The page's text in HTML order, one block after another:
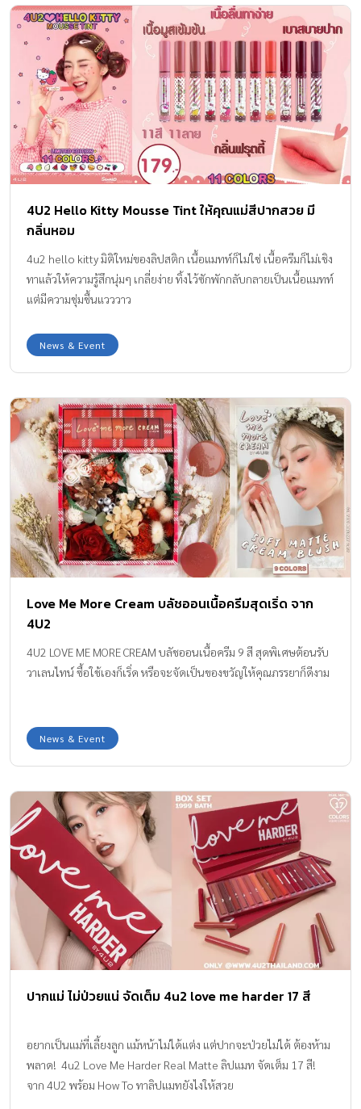
4U2 Hello Kitty Mousse Tint ให้คุณแม่สีปากสวย มี
กลิ่นหอม
4u2 hello kitty มิติใหม่ของลิปสติก เนื้อแมทท์ก็ไม่ใช่ เนื้อครีมก็ไม่เชิง
ทาแล้วให้ความรู้สึกนุ่มๆ เกลี่ยง่าย ทิ้งไว้ซักพักกลับกลายเป็นเนื้อแมทท์
แต่มีความชุ่มชื้นแวววาว
News & Event
Love Me More Cream บลัชออนเนื้อครีมสุดเริ่ด จาก
4U2
4U2 LOVE ME MORE CREAM บลัชออนเนื้อครีม 9 สี สุดพิเศษต้อนรับ
วาเลนไทน์ ซื้อใช้เองก็เริ่ด หรือจะจัดเป็นของขวัญให้คุณภรรยาก็ดีงาม
News & Event
ปากแม่ ไม่ป่วยแน่ จัดเต็ม 4u2 love me harder 17 สี
อยากเป็นแม่ที่เลี้ยงลูก แม้หน้าไม่ได้แต่ง แต่ปากจะป่วยไม่ได้ ต้องห้าม
พลาด! 4u2 Love Me Harder Real Matte ลิปแมท จัดเต็ม 17 สี!
จาก 4U2 พร้อม How To ทาลิปแมทยังไงให้สวย